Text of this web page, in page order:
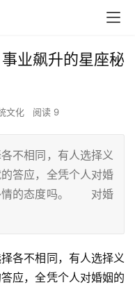
业飙升的星座秘
文化 阅读 9
不相同，有人选择义
答应，全凭个人对婚
情的态度吗。 对婚
各不相同，有人选择义
应，全凭个人对婚姻的